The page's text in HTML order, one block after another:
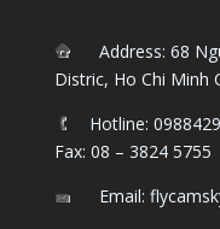
Address: 68
Distric, Ho Chi Minh
Hotline:
Fax: 08 – 3824 5755
Email: